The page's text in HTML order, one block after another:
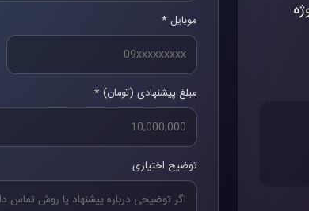
موبایل *
مبلغ پیشنهادی (تومان) *
توضیح اختیاری